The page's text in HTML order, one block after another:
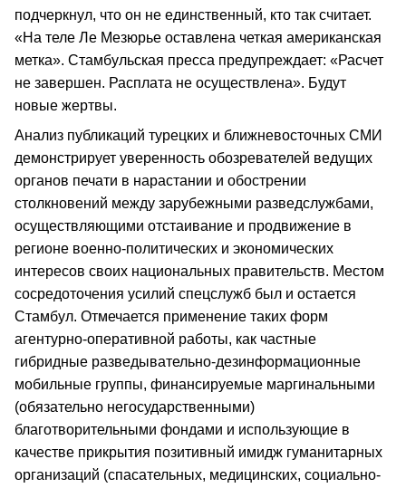
подчеркнул, что он не единственный, кто так считает.
«На теле Ле Мезюрье оставлена четкая американская
метка». Стамбульская пресса предупреждает: «Расчет
не завершен. Расплата не осуществлена». Будут
новые жертвы.
Анализ публикаций турецких и ближневосточных СМИ
демонстрирует уверенность обозревателей ведущих
органов печати в нарастании и обострении
столкновений между зарубежными разведслужбами,
осуществляющими отстаивание и продвижение в
регионе военно-политических и экономических
интересов своих национальных правительств. Местом
сосредоточения усилий спецслужб был и остается
Стамбул. Отмечается применение таких форм
агентурно-оперативной работы, как частные
гибридные разведывательно-дезинформационные
мобильные группы, финансируемые маргинальными
(обязательно негосударственными)
благотворительными фондами и использующие в
качестве прикрытия позитивный имидж гуманитарных
организаций (спасательных, медицинских, социально-